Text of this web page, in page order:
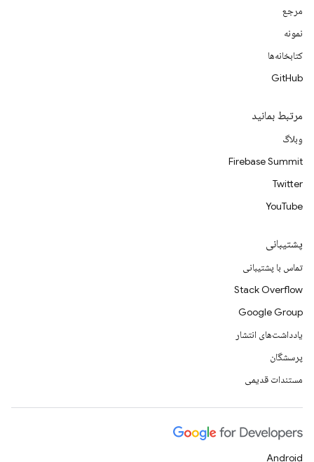
مرجع
نمونه
کتابخانه‌ها
GitHub
مرتبط بمانید
وبلاگ
Firebase Summit
Twitter
YouTube
پشتیبانی
تماس با پشتیبانی
Stack Overflow
Google Group
یادداشت‌های انتشار
پرسشگان
مستندات قدیمی
Android